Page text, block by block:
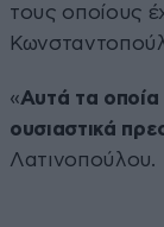
τους οποίους
«Αυτά τα οποία
ουσιαστικά
Λατινοπούλου.